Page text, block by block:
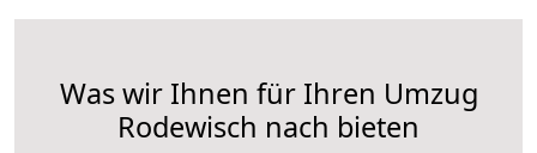
Was wir Ihnen für Ihren Umzug
Rodewisch nach bieten